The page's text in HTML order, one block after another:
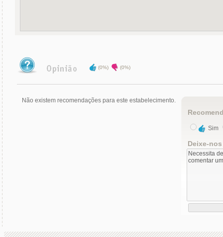
(0%) (0%)
Não existem recomendações para este estabelecimento.
Sim
Deixe-